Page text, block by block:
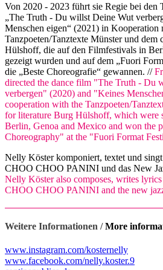
Von 2020 - 2023 führt sie Regie bei den
„The Truth - Du willst Deine Wut
Menschen eigen“ (2021) in Kooperation
Tanzpoeten/Tanztexte Münster und dem
Hülshoff, die auf den Filmfestivals in
gezeigt wurden und auf dem „Fuori
die „Beste Choreografie“ gewannen. //
directed the dance film "The Truth - Du
verbergen" (2020) and "Keines
cooperation with the Tanzpoeten/
for literature Burg Hülshoff, which were
Berlin, Genoa and Mexico and won the
Choreography" at the "Fuori Format
Nelly Köster komponiert, textet und
CHOO CHOO PANINI und das New
Nelly Köster also composes, writes
CHOO CHOO PANINI and the new
Weitere Informationen /More
www.instagram.com/kosternelly
www.facebook.com/nelly.koster.9